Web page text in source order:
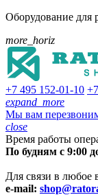
Оборудование для
more_horiz
+7 495 152-01-10
expand_more
Мы вам
close
Время работы
По будням с 9:00
Для связи в любое
e-mail: